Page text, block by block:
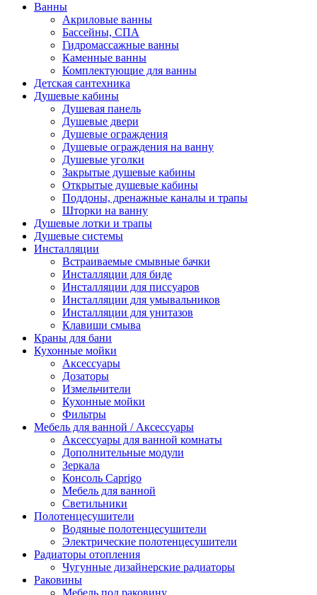
Ванны
Акриловые ванны
Бассейны, СПА
Гидромассажные ванны
Каменные ванны
Комплектующие для ванны
Детская сантехника
Душевые кабины
Душевая панель
Душевые двери
Душевые ограждения
Душевые ограждения на ванну
Душевые уголки
Закрытые душевые кабины
Открытые душевые кабины
Поддоны, дренажные каналы и трапы
Шторки на ванну
Душевые лотки и трапы
Душевые системы
Инсталляции
Встраиваемые смывные бачки
Инсталляции для биде
Инсталляции для писсуаров
Инсталляции для умывальников
Инсталляции для унитазов
Клавиши смыва
Краны для бани
Кухонные мойки
Аксессуары
Дозаторы
Измельчители
Кухонные мойки
Фильтры
Мебель для ванной / Аксессуары
Аксессуары для ванной комнаты
Дополнительные модули
Зеркала
Консоль Caprigo
Мебель для ванной
Светильники
Полотенцесушители
Водяные полотенцесушители
Электрические полотенцесушители
Радиаторы отопления
Чугунные дизайнерские радиаторы
Раковины
Мебель под раковину